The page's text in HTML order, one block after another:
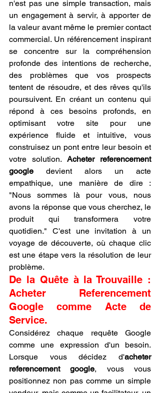
n'est pas une simple transaction, mais
un engagement à servir, à apporter de
la valeur avant même le premier contact
commercial. Un référencement inspirant
se concentre sur la compréhension
profonde des intentions de recherche,
des problèmes que vos prospects
tentent de résoudre, et des rêves qu'ils
poursuivent. En créant un contenu qui
répond à ces besoins profonds, en
optimisant votre site pour une
expérience fluide et intuitive, vous
construisez un pont entre leur besoin et
votre solution. Acheter referencement
google devient alors un acte
empathique, une manière de dire :
"Nous sommes là pour vous, nous
avons la réponse que vous cherchez, le
produit qui transformera votre
quotidien." C'est une invitation à un
voyage de découverte, où chaque clic
est une étape vers la résolution de leur
problème.
De la Quête à la Trouvaille :
Acheter Referencement
Google comme Acte de
Service.
Considérez chaque requête Google
comme une expression d'un besoin.
Lorsque vous décidez d'acheter
referencement google, vous vous
positionnez non pas comme un simple